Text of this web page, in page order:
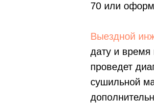
70 или
Выездной
дату и время
проведет
сушильной